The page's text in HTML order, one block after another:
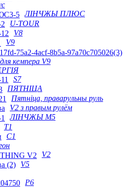
ЛІНЧЖЫ ПЛЮС
U-TOUR
V8
V9
кемпера V9
S7
ПЯТНІЦА
Пятніца, праварульны руль
V2 з правым рулём
ЛІНЧЖЫ М5
T1
C1
V2
V5
P6